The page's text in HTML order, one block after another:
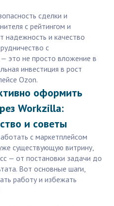
сделки и
с рейтингом и
надежность и качество
с
это не просто вложение в
инвестиция в рост
Ozon.
оформить
Workzilla:
и советы
с маркетплейсом
существующую витрину,
— от постановки задачи до
Вот основные шаги,
работу и избежать